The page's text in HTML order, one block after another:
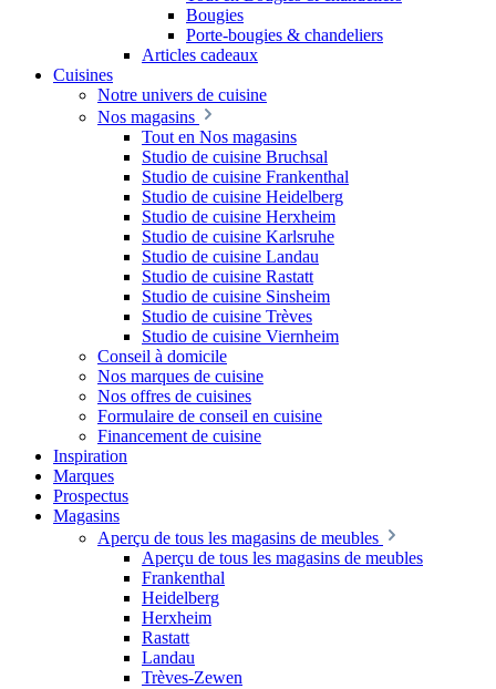
Bougies
Porte-bougies & chandeliers
Articles cadeaux
Cuisines
Notre univers de cuisine
Nos magasins
Tout en Nos magasins
Studio de cuisine Bruchsal
Studio de cuisine Frankenthal
Studio de cuisine Heidelberg
Studio de cuisine Herxheim
Studio de cuisine Karlsruhe
Studio de cuisine Landau
Studio de cuisine Rastatt
Studio de cuisine Sinsheim
Studio de cuisine Trèves
Studio de cuisine Viernheim
Conseil à domicile
Nos marques de cuisine
Nos offres de cuisines
Formulaire de conseil en cuisine
Financement de cuisine
Inspiration
Marques
Prospectus
Magasins
Aperçu de tous les magasins de meubles
Aperçu de tous les magasins de meubles
Frankenthal
Heidelberg
Herxheim
Rastatt
Landau
Trèves-Zewen